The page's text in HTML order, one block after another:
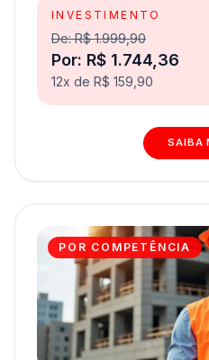
INVESTIMENTO
De: R$ 1.999,90
Por: R$ 1.744,36
12x de R$ 159,90
SAIBA
POR COMPETÊNCIA